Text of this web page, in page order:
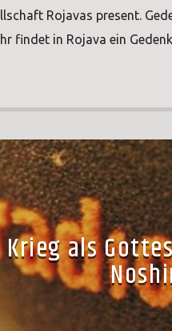
Rojavas present.
findet in Rojava ein
Krieg als